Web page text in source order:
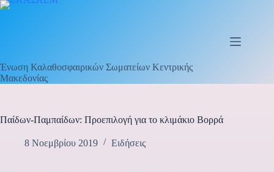
Ένωση Καλαθοσφαιρικών Σωματείων Κεντρικής
Μακεδονίας
Παίδων-Παμπαίδων: Προεπιλογή για το κλιμάκιο Βορρά
8 Νοεμβρίου 2019 Ειδήσεις